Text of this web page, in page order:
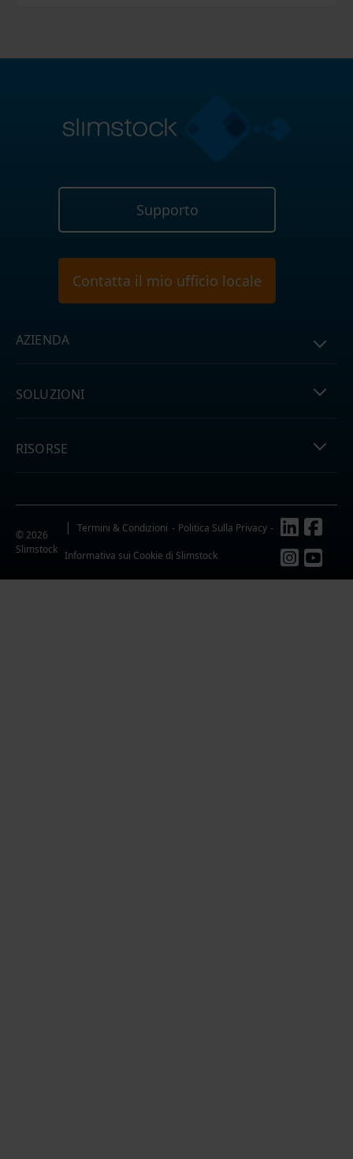
Supporto
Contatta il mio ufficio locale
AZIENDA
SOLUZIONI
RISORSE
© 2026
Slimstock
Termini & Condizioni Politica Sulla Privacy
Informativa sui Cookie di Slimstock
Follow us